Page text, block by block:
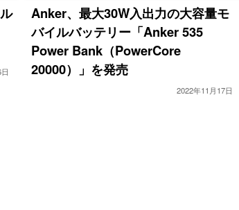
Anker、最大30W入出力の大容量モ
バイルバッテリー「Anker 535
Power Bank（PowerCore
20000）」を発売
2022年11月17日